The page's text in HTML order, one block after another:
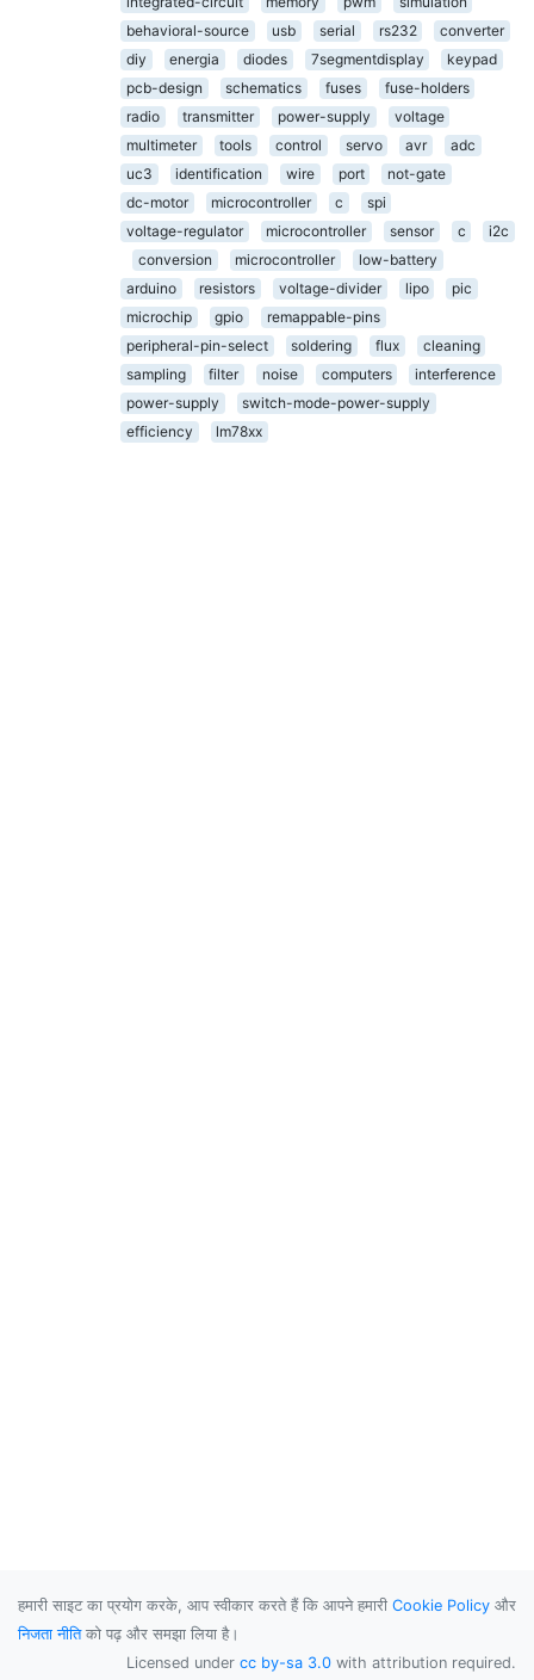
behavioral-source
usb serial rs232
converter
diy
energia diodes 7segmentdisplay
keypad
pcb-design
schematics fuses
fuse-holders
radio
transmitter power-supply
voltage
multimeter
tools control servo avr
adc
uc3
identification wire port
not-gate
dc-motor
microcontroller c
spi
voltage-regulator
microcontroller sensor c
i2c
conversion
microcontroller
low-battery
arduino
resistors voltage-divider lipo
pic
microchip
gpio
remappable-pins
peripheral-pin-select
soldering flux
cleaning
sampling
filter noise computers
interference
power-supply
switch-mode-power-supply
efficiency
lm78xx
हमारी साइट का प्रयोग करके, आप स्वीकार करते हैं कि आपने हमारी Cookie Policy और
निजता नीतिको पढ़ और समझा लिया है।
Licensed under cc by-sa 3.0 with attribution required.